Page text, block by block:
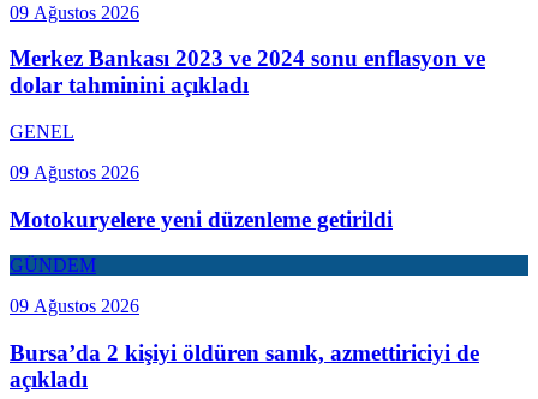
09 Ağustos 2026
Merkez Bankası 2023 ve 2024 sonu enflasyon ve
dolar tahminini açıkladı
GENEL
09 Ağustos 2026
Motokuryelere yeni düzenleme getirildi
GÜNDEM
09 Ağustos 2026
Bursa’da 2 kişiyi öldüren sanık, azmettiriciyi de
açıkladı